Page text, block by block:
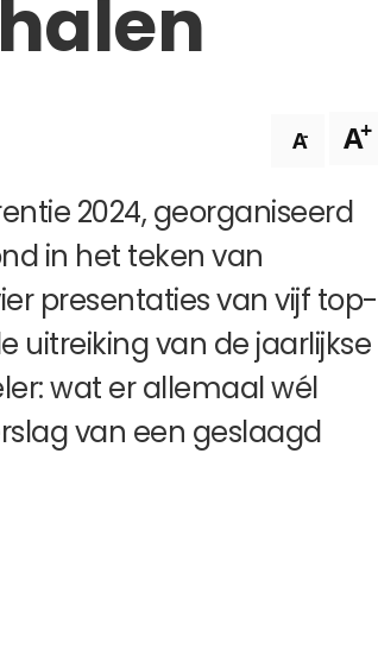
A- A+
2024, georganiseerd
in het teken van
presentaties van vijf top-
uitreiking van de jaarlijkse
wat er allemaal wél
van een geslaagd